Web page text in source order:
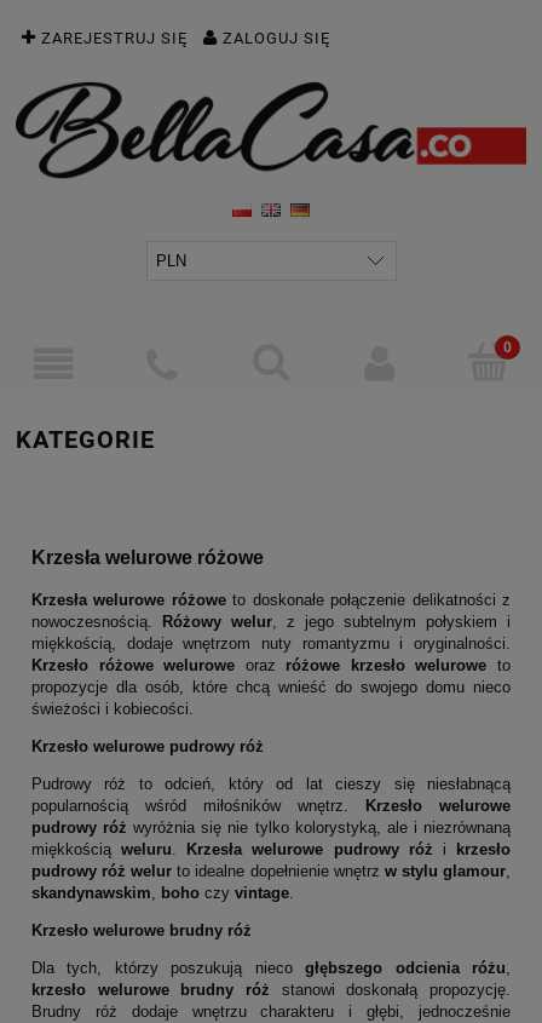
ZAREJESTRUJ SIĘ ZALOGUJ SIĘ
KATEGORIE
Krzesła welurowe różowe
Krzesła welurowe różoweto doskonałe połączenie delikatności z
nowoczesnością.
Różowy welur, z jego subtelnym połyskiem i
miękkością, dodaje wnętrzom nuty romantyzmu i oryginalności.
Krzesło różowe welurowe oraz różowe krzesło welurowe to
propozycje dla osób, które chcą wnieść do swojego domu nieco
świeżości i kobiecości.
Krzesło welurowe pudrowy róż
Pudrowy róż to odcień, który od lat cieszy się niesłabnącą
popularnością wśród miłośników wnętrz.
Krzesło welurowe
pudrowy róż wyróżnia się nie tylko kolorystyką, ale i niezrównaną
miękkościąweluru. Krzesła welurowe pudrowy róż i
krzesło
pudrowy róż welur to idealne dopełnienie wnętrz w stylu glamour,
skandynawskim, boho czy vintage.
Krzesło welurowe brudny róż
Dla tych, którzy poszukują niecogłębszego odcienia różu,
krzesło welurowe brudny róż stanowi doskonałą propozycję.
Brudny róż dodaje wnętrzu charakteru i głębi, jednocześnie